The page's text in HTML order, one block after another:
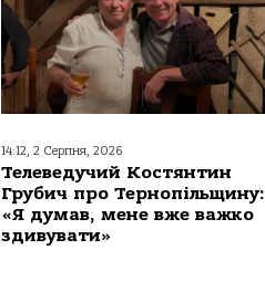
14:12, 2 Серпня, 2026
Телеведучий Костянтин
Грубич про Тернопільщину:
«Я думав, мене вже важко
здивувати»